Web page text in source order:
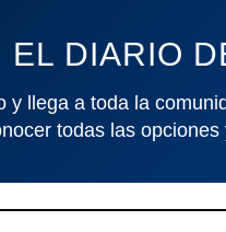
DIARIO
y llega a toda la
todas las opciones